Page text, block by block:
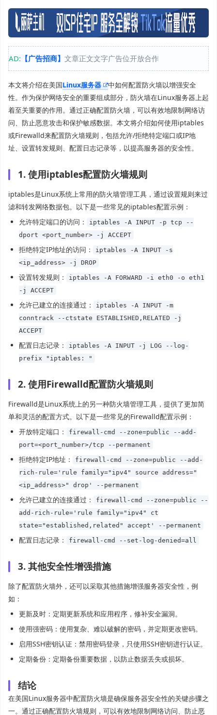
AD: 【广告招商】 文章正文文字广告位开放合作
本文将介绍在美国Linux服务器
中如何配置防火墙以增强安全
性。作为保护网络安全的重要组成部分，防火墙在Linux服务器上起
着至关重要的作用。通过正确配置防火墙，可以有效地限制网络访
问、防止恶意攻击和保护敏感数据。本文将介绍如何使用iptables
或Firewalld来配置防火墙规则，包括允许/拒绝特定端口或IP地
址、设置转发规则、配置日志记录等，以提高服务器的安全性。
1. 使用iptables配置防火墙规则
iptables是Linux系统上常用的防火墙管理工具，通过设置规则来过
滤和转发网络数据包。以下是一些常见的iptables配置示例：
允许特定端口的访问：
iptables -A INPUT -p tcp --
dport <port_number> -j ACCEPT
拒绝特定IP地址的访问：
iptables -A INPUT -s
<ip_address> -j DROP
设置转发规则：
iptables -A FORWARD -i eth0 -o eth1
-j ACCEPT
允许已建立的连接通过：
iptables -A INPUT -m
conntrack --ctstate ESTABLISHED,RELATED -j
ACCEPT
配置日志记录：
iptables -A INPUT -j LOG --log-
prefix "iptables: "
2. 使用Firewalld配置防火墙规则
Firewalld是Linux系统上的另一种防火墙管理工具，提供了更加简
单和灵活的配置方式。以下是一些常见的Firewalld配置示例：
开放特定端口：
firewall-cmd --zone=public --add-
port=<port_number>/tcp --permanent
拒绝特定IP地址：
firewall-cmd --zone=public --add-
rich-rule='rule family="ipv4" source address="
<ip_address>" drop' --permanent
允许已建立的连接通过：
firewall-cmd --zone=public --
add-rich-rule='rule family="ipv4" ct
state="established,related" accept' --permanent
配置日志记录： firewall-cmd --set-log-denied=all
3. 其他安全性增强措施
除了配置防火墙外，还可以采取其他措施增强服务器安全性，例
如：
更新及时：定期更新系统和应用程序，修补安全漏洞。
使用强密码：使用复杂、难以破解的密码，并定期更改密码。
启用SSH密钥认证：禁用密码登录，只使用SSH密钥进行认证。
定期备份：定期备份重要数据，以防止数据丢失或损坏。
结论
在美国Linux服务器中配置防火墙是确保服务器安全性的关键步骤之
一。通过正确配置防火墙规则，可以有效地限制网络访问、防止恶